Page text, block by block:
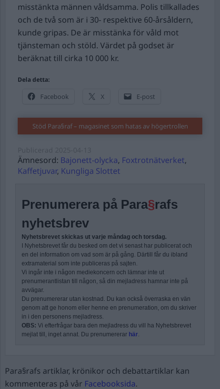
misstänkta männen våldsamma. Polis tillkallades
och de två som är i 30- respektive 60-årsåldern,
kunde gripas. De är misstänka för våld mot
tjänsteman och stöld. Värdet på godset är
beräknat till cirka 10 000 kr.
Dela detta:
Facebook X E-post
Stöd Para§raf – magasinet som hatas av högertrollen
Ämnesord: Bajonett-olycka, Foxtrotnätverket,
Kaffetjuvar, Kungliga Slottet
Prenumerera på Para§rafs
nyhetsbrev
Nyhetsbrevet skickas ut varje måndag och torsdag.
I Nyhetsbrevet får du besked om det vi senast har publicerat och
en del information om vad som är på gång. Därtill får du ibland
extramaterial som inte publiceras på sajten.
Vi ingår inte i någon mediekoncern och lämnar inte ut
prenumerantlistan till någon, så din mejladress hamnar inte på
avvägar.
Du prenumererar utan kostnad. Du kan också överraska en vän
genom att ge honom eller henne en prenumeration, om du skriver
in i den personens mejladress.
OBS: Vi efterfrågar bara den mejladress du vill ha Nyhetsbrevet
mejlat till, inget annat. Du prenumererar här.
Para§rafs artiklar, krönikor och debattartiklar kan
kommenteras på vår Facebooksida.